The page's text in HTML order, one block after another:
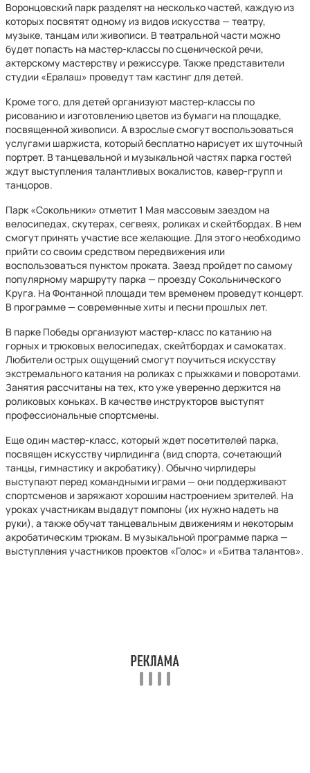
Воронцовский парк разделят на несколько частей, каждую из
которых посвятят одному из видов искусства — театру,
музыке, танцам или живописи. В театральной части можно
будет попасть на мастер-классы по сценической речи,
актерскому мастерству и режиссуре. Также представители
студии «Ералаш» проведут там кастинг для детей.
Кроме того, для детей организуют мастер-классы по
рисованию и изготовлению цветов из бумаги на площадке,
посвященной живописи. А взрослые смогут воспользоваться
услугами шаржиста, который бесплатно нарисует их шуточный
портрет. В танцевальной и музыкальной частях парка гостей
ждут выступления талантливых вокалистов, кавер-групп и
танцоров.
Парк «Сокольники» отметит 1 Мая массовым заездом на
велосипедах, скутерах, сегвеях, роликах и скейтбордах. В нем
смогут принять участие все желающие. Для этого необходимо
прийти со своим средством передвижения или
воспользоваться пунктом проката. Заезд пройдет по самому
популярному маршруту парка — проезду Сокольнического
Круга. На Фонтанной площади тем временем проведут концерт.
В программе — современные хиты и песни прошлых лет.
В парке Победы организуют мастер-класс по катанию на
горных и трюковых велосипедах, скейтбордах и самокатах.
Любители острых ощущений смогут поучиться искусству
экстремального катания на роликах с прыжками и поворотами.
Занятия рассчитаны на тех, кто уже уверенно держится на
роликовых коньках. В качестве инструкторов выступят
профессиональные спортсмены.
Еще один мастер-класс, который ждет посетителей парка,
посвящен искусству чирлидинга (вид спорта, сочетающий
танцы, гимнастику и акробатику). Обычно чирлидеры
выступают перед командными играми — они поддерживают
спортсменов и заряжают хорошим настроением зрителей. На
уроках участникам выдадут помпоны (их нужно надеть на
руки), а также обучат танцевальным движениям и некоторым
акробатическим трюкам. В музыкальной программе парка —
выступления участников проектов «Голос» и «Битва талантов».